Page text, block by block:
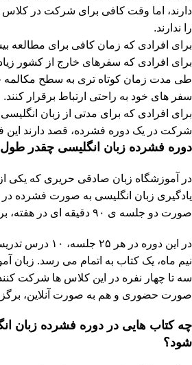
را ندارند.
برای افرادی که زمان کافی برای مطالعه
برای افرادی که سفرهای خارج از کشور
طی مدت زمان کوتاه تری به سطح مکالمه
سفر های خود به راحتی ارتباط برقرار کنند.
برای افرادی که برای مدتی از زبان انگلیسی
شرکت در یک دوره فشرده، قصد دارند این
دوره فشرده زبان انگلیسی چقدر
در آموزشگاه زبان صادقی حریری که یکی
یادگیری زبان انگلیسی به صورت فشرده
صورت دو جلسه ی ۹۰ دقیقه ای در هفته، برگزار می شود.
در این دوره در
نیم ماه، یک کتاب به اتمام می رسد. زبان
سه تا چهار نفره در این کلاس ها شرکت
صورت حضوری و هم به صورت آنلاین،
چه کتاب هایی در دوره فشرده زبان
شود؟